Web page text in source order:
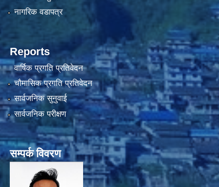
नागरिक वडापत्र
Reports
वार्षिक प्रगति प्रतिवेदन
चौमासिक प्रगति प्रतिवेदन
सार्वजनिक सुनुवाई
सार्वजनिक परीक्षण
सम्पर्क विवरण